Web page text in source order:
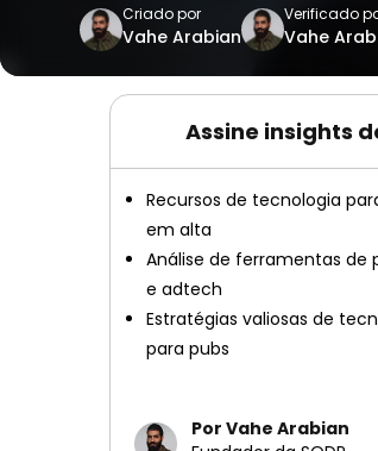
Criado por
Vahe Arabian
Verificado
Vahe
Assine insights
Recursos de tecnologia
em alta
Análise de ferramentas de
e adtech
Estratégias valiosas de
para pubs
Por Vahe Arabian